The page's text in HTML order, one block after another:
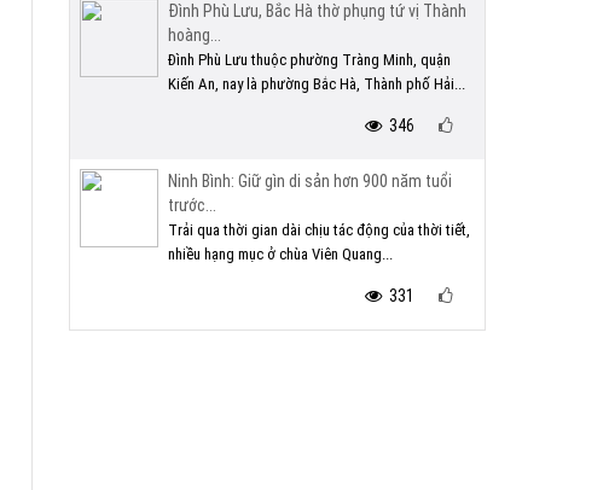
Đình Phù Lưu, Bắc Hà thờ phụng tứ vị Thành
hoàng...
Đình Phù Lưu thuộc phường Tràng Minh, quận
Kiến An, nay là phường Bắc Hà, Thành phố Hải...
346
Ninh Bình: Giữ gìn di sản hơn 900 năm tuổi
trước...
Trải qua thời gian dài chịu tác động của thời tiết,
nhiều hạng mục ở chùa Viên Quang...
331